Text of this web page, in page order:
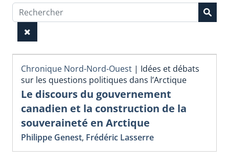
Chronique Nord-Nord-Ouest | Idées et débats
sur les questions politiques dans l’Arctique
Le discours du gouvernement
canadien et la construction de la
souveraineté en Arctique
Philippe Genest, Frédéric Lasserre